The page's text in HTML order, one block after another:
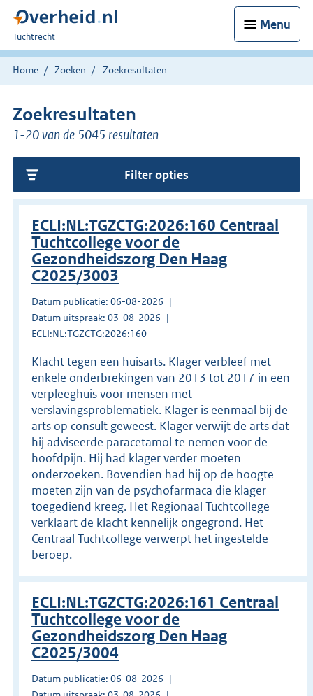
Menu
U
bent
hier:
Tuchtrecht
Home Zoeken Zoekresultaten
Zoekresultaten
1-20 van de 5045 resultaten
Filter opties
ECLI:NL:TGZCTG:2026:160 Centraal
Tuchtcollege voor de
Gezondheidszorg Den Haag
C2025/3003
Datum publicatie: 06-08-2026
Datum uitspraak: 03-08-2026
ECLI:NL:TGZCTG:2026:160
Klacht tegen een huisarts. Klager verbleef met
enkele onderbrekingen van 2013 tot 2017 in een
verpleeghuis voor mensen met
verslavingsproblematiek. Klager is eenmaal bij de
arts op consult geweest. Klager verwijt de arts dat
hij adviseerde paracetamol te nemen voor de
hoofdpijn. Hij had klager verder moeten
onderzoeken. Bovendien had hij op de hoogte
moeten zijn van de psychofarmaca die klager
toegediend kreeg. Het Regionaal Tuchtcollege
verklaart de klacht kennelijk ongegrond. Het
Centraal Tuchtcollege verwerpt het ingestelde
beroep.
ECLI:NL:TGZCTG:2026:161 Centraal
Tuchtcollege voor de
Gezondheidszorg Den Haag
C2025/3004
Datum publicatie: 06-08-2026